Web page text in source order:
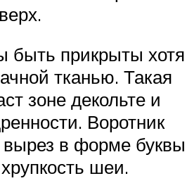
быть прикрыты хотя
тканью. Такая
зоне декольте и
Воротник
в форме буквы
шеи.